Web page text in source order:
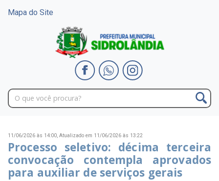
Mapa do Site
11/06/2026 às 14:00, Atualizado em 11/06/2026 às 13:22
Processo seletivo: décima terceira
convocação contempla aprovados
para auxiliar de serviços gerais